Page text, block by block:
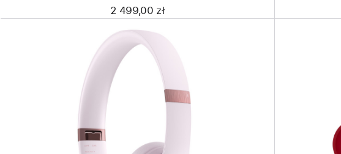
2 499,00 zł